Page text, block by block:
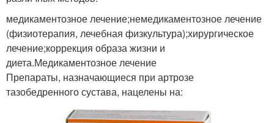
медикаментозное лечение;немедикаментозное лечение
(физиотерапия, лечебная физкультура);хирургическое
лечение;коррекция образа жизни и
диета.Медикаментозное лечение
Препараты, назначающиеся при артрозе
тазобедренного сустава, нацелены на: